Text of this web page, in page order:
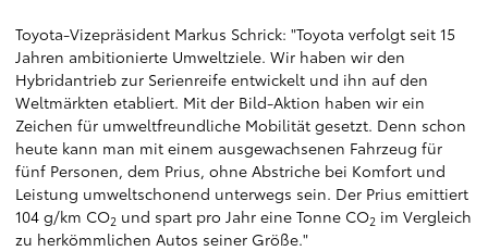
Toyota-Vizepräsident Markus Schrick: "Toyota verfolgt seit 15
Jahren ambitionierte Umweltziele. Wir haben wir den
Hybridantrieb zur Serienreife entwickelt und ihn auf den
Weltmärkten etabliert. Mit der Bild-Aktion haben wir ein
Zeichen für umweltfreundliche Mobilität gesetzt. Denn schon
heute kann man mit einem ausgewachsenen Fahrzeug für
fünf Personen, dem Prius, ohne Abstriche bei Komfort und
Leistung umweltschonend unterwegs sein. Der Prius emittiert
104 g/km CO2 und spart pro Jahr eine Tonne CO2 im Vergleich
zu herkömmlichen Autos seiner Größe."